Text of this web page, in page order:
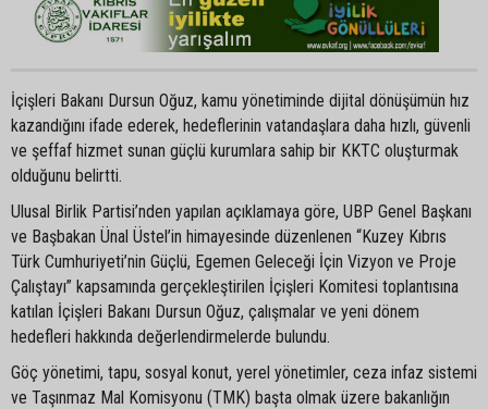
İçişleri Bakanı Dursun Oğuz, kamu yönetiminde dijital dönüşümün hız
kazandığını ifade ederek, hedeflerinin vatandaşlara daha hızlı, güvenli
ve şeffaf hizmet sunan güçlü kurumlara sahip bir KKTC oluşturmak
olduğunu belirtti.
Ulusal Birlik Partisi’nden yapılan açıklamaya göre, UBP Genel Başkanı
ve Başbakan Ünal Üstel’in himayesinde düzenlenen “Kuzey Kıbrıs
Türk Cumhuriyeti’nin Güçlü, Egemen Geleceği İçin Vizyon ve Proje
Çalıştayı” kapsamında gerçekleştirilen İçişleri Komitesi toplantısına
katılan İçişleri Bakanı Dursun Oğuz, çalışmalar ve yeni dönem
hedefleri hakkında değerlendirmelerde bulundu.
Göç yönetimi, tapu, sosyal konut, yerel yönetimler, ceza infaz sistemi
ve Taşınmaz Mal Komisyonu (TMK) başta olmak üzere bakanlığın